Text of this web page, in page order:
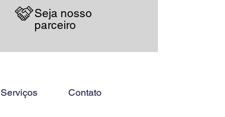
Seja nosso
parceiro
Serviços Contato